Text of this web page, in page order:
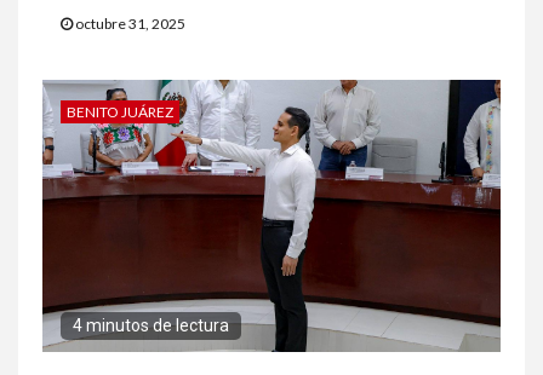
octubre 31, 2025
BENITO JUÁREZ
4 minutos de lectura